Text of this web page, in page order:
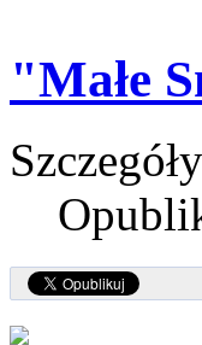
"Małe
Szczegóły